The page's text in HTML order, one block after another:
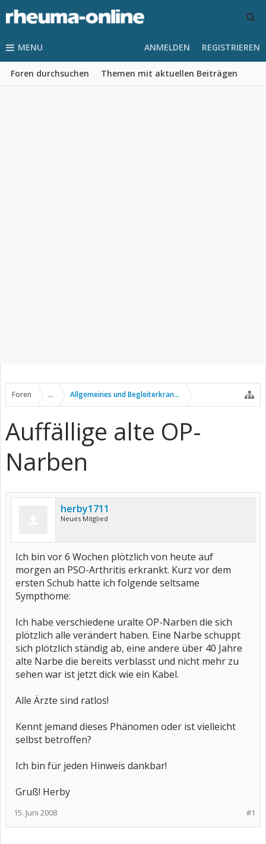
MENU
Foren durchsuchen Themen mit aktuellen Beiträgen
ANMELDEN REGISTRIEREN
Foren ... Allgemeines und Begleiterkrankungen
Auffällige alte OP-
Narben
herby1711
Neues Mitglied
Ich bin vor 6 Wochen plötzlich von heute auf
morgen an PSO-Arthritis erkrankt. Kurz vor dem
ersten Schub hatte ich folgende seltsame
Sympthome:
Ich habe verschiedene uralte OP-Narben die sich
plötzlich alle verändert haben. Eine Narbe schuppt
sich plötzlich ständig ab, eine andere über 40 Jahre
alte Narbe die bereits verblasst und nicht mehr zu
sehen war ist jetzt dick wie ein Kabel.
Alle Ärzte sind ratlos!
Kennt jemand dieses Phänomen oder ist vielleicht
selbst betroffen?
Ich bin für jeden Hinweis dankbar!
Gruß! Herby
#1
15. Juni 2008